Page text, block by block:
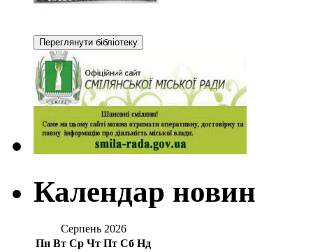
Календар новин
Серпень 2026
Пн Вт Ср Чт Пт Сб Нд